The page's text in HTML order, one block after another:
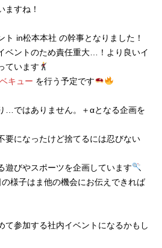
ますね！
ト in松本本社 の幹事となりました！
ベントのため責任重大…！より良いイ
ています
キュー を行う予定です
…ではありません。＋αとなる企画を
になったけど捨てるには忍びない
遊びやスポーツを企画しています
様子はま他の機会にお伝えできれば
て参加する社内イベントになるかもし